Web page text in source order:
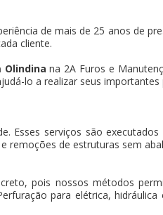
de mais de 25 anos de
cliente.
Olindina na 2A Furos e
lo a realizar seus importantes
Esses serviços são
remoções de estruturas sem
pois nossos métodos
para elétrica,